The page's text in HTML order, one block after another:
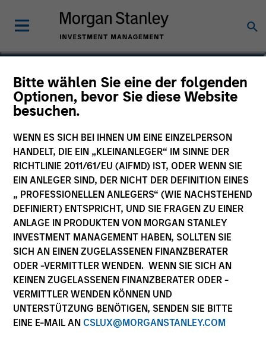
Bitte wählen Sie eine der folgenden
Optionen, bevor Sie diese Website
besuchen.
WENN ES SICH BEI IHNEN UM EINE EINZELPERSON
HANDELT, DIE EIN „KLEINANLEGER“ IM SINNE DER
RICHTLINIE 2011/61/EU (AIFMD) IST, ODER WENN SIE
EIN ANLEGER SIND, DER NICHT DER DEFINITION EINES
„ PROFESSIONELLEN ANLEGERS“ (WIE NACHSTEHEND
DEFINIERT) ENTSPRICHT, UND SIE FRAGEN ZU EINER
ANLAGE IN PRODUKTEN VON MORGAN STANLEY
INVESTMENT MANAGEMENT HABEN, SOLLTEN SIE
SICH AN EINEN ZUGELASSENEN FINANZBERATER
ODER -VERMITTLER WENDEN. WENN SIE SICH AN
KEINEN ZUGELASSENEN FINANZBERATER ODER -
VERMITTLER WENDEN KÖNNEN UND
UNTERSTÜTZUNG BENÖTIGEN, SENDEN SIE BITTE
EINE E-MAIL AN CSLUX@MORGANSTANLEY.COM
Aaron P. Terry
Executive Director